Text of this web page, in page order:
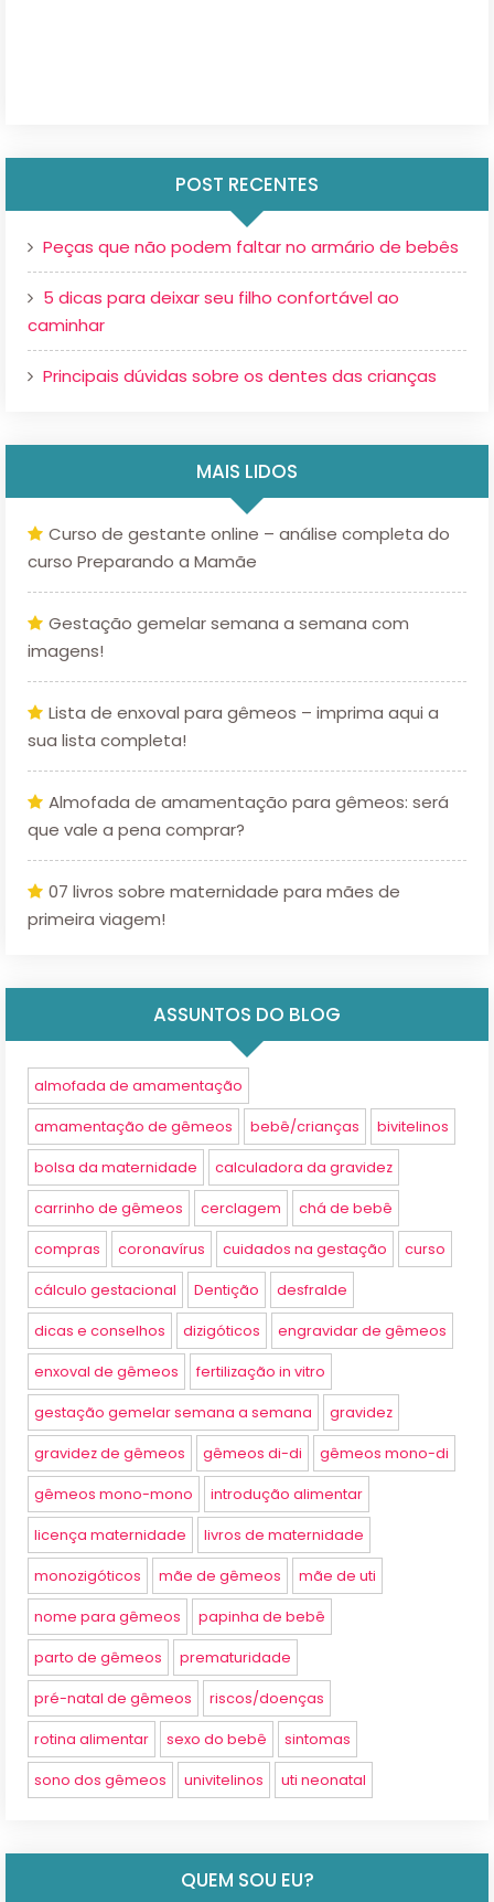
POST RECENTES
Peças que não podem faltar no armário de bebês
5 dicas para deixar seu filho confortável ao
caminhar
Principais dúvidas sobre os dentes das crianças
MAIS LIDOS
Curso de gestante online – análise completa do
curso Preparando a Mamãe
Gestação gemelar semana a semana com
imagens!
Lista de enxoval para gêmeos – imprima aqui a
sua lista completa!
Almofada de amamentação para gêmeos: será
que vale a pena comprar?
07 livros sobre maternidade para mães de
primeira viagem!
ASSUNTOS DO BLOG
almofada de amamentação
amamentação de gêmeos bebê/crianças bivitelinos
bolsa da maternidade calculadora da gravidez
carrinho de gêmeos cerclagem chá de bebê
compras coronavírus cuidados na gestação curso
cálculo gestacional Dentição desfralde
dicas e conselhos dizigóticos engravidar de gêmeos
enxoval de gêmeos fertilização in vitro
gestação gemelar semana a semana gravidez
gravidez de gêmeos gêmeos di-di gêmeos mono-di
gêmeos mono-mono introdução alimentar
licença maternidade livros de maternidade
monozigóticos mãe de gêmeos mãe de uti
nome para gêmeos papinha de bebê
parto de gêmeos prematuridade
pré-natal de gêmeos riscos/doenças
rotina alimentar sexo do bebê sintomas
sono dos gêmeos univitelinos uti neonatal
QUEM SOU EU?